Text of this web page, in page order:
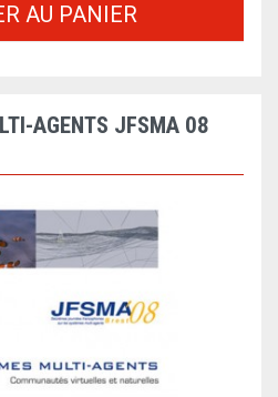
AU PANIER
AGENTS JFSMA 08